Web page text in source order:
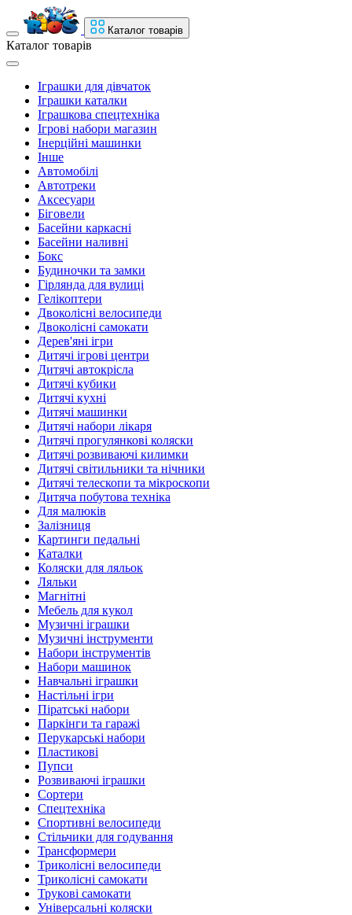
Каталог товарів
Каталог товарів
Іграшки для дівчаток
Іграшки каталки
Іграшкова спецтехніка
Ігрові набори магазин
Інерційні машинки
Інше
Автомобілі
Автотреки
Аксесуари
Біговели
Басейни каркасні
Басейни наливні
Бокс
Будиночки та замки
Гірлянда для вулиці
Гелікоптери
Двоколісні велосипеди
Двоколісні самокати
Дерев'яні ігри
Дитячі ігрові центри
Дитячі автокрісла
Дитячі кубики
Дитячі кухні
Дитячі машинки
Дитячі набори лікаря
Дитячі прогулянкові коляски
Дитячі розвиваючі килимки
Дитячі світильники та нічники
Дитячі телескопи та мікроскопи
Дитяча побутова техніка
Для малюків
Залізниця
Картинги педальні
Каталки
Коляски для ляльок
Ляльки
Магнітні
Мебель для кукол
Музичні іграшки
Музичні інструменти
Набори інструментів
Набори машинок
Навчальні іграшки
Настільні ігри
Піратські набори
Паркінги та гаражі
Перукарські набори
Пластикові
Пупси
Розвиваючі іграшки
Сортери
Спецтехніка
Спортивні велосипеди
Стільчики для годування
Трансформери
Триколісні велосипеди
Триколісні самокати
Трукові самокати
Універсальні коляски